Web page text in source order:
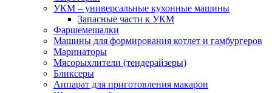
УКМ – универсальные кухонные машины
Запасные части к УКМ
Фаршемешалки
Машины для формирования котлет и гамбургеров
Маринаторы
Мясорыхлители (тендерайзеры)
Бликсеры
Аппарат для приготовления макарон